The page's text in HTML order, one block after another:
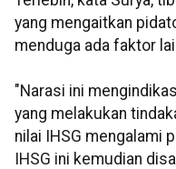
yang mengaitkan
menduga ada faktor
"Narasi ini
yang melakukan
nilai IHSG mengalami
IHSG ini kemudian